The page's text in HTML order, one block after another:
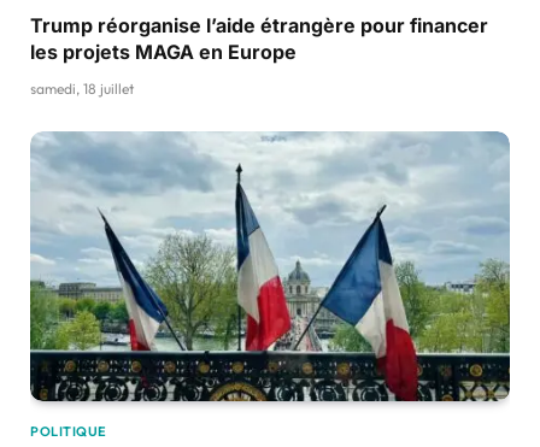
Trump réorganise l’aide étrangère pour financer
les projets MAGA en Europe
samedi, 18 juillet
POLITIQUE